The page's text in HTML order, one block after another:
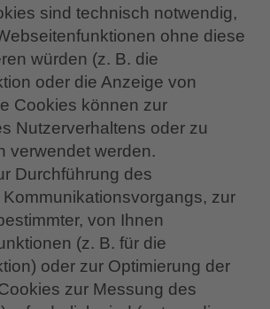
sind technisch notwendig,
ohne diese
würden (z. B. die
oder die Anzeige von
Cookies können zur
Nutzerverhaltens oder zu
verwendet werden.
Durchführung des
zur
von Ihnen
(z. B. für die
oder zur Optimierung der
zur Messung des